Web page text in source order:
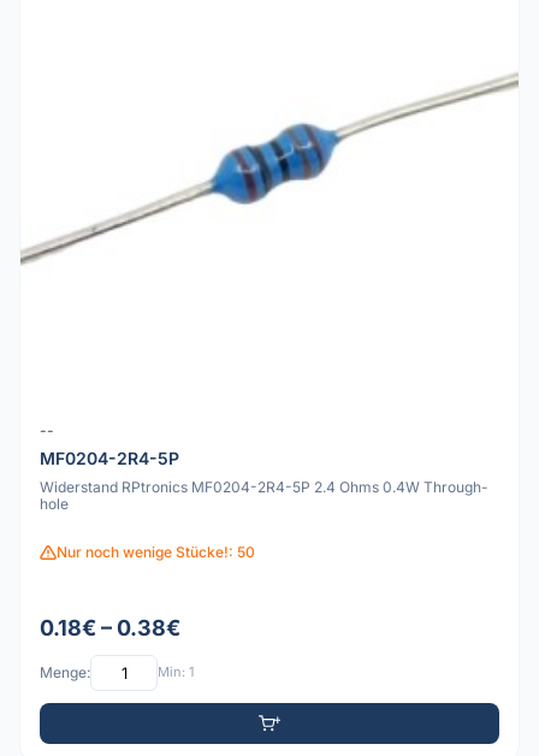
--
MF0204-2R4-5P
Widerstand RPtronics MF0204-2R4-5P 2.4 Ohms 0.4W Through-
hole
Nur noch wenige Stücke!: 50
0.18€ – 0.38€
Menge: Min: 1